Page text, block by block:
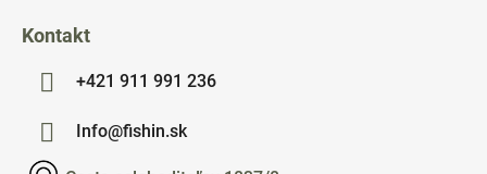
Kontakt
+421 911 991 236
Info@fishin.sk